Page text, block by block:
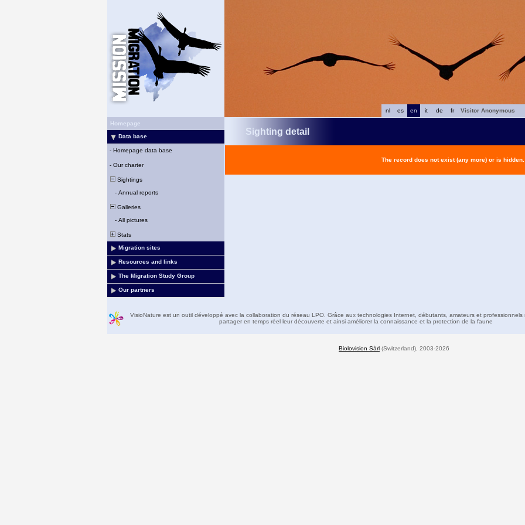
fr
de
it
en
es
nl
Visitor Anonymous
Homepage
Data base
- Homepage data base
- Our charter
Sightings
- Annual reports
Galleries
- All pictures
Stats
Migration sites
Resources and links
The Migration Study Group
Our partners
Sighting detail
The record does not exist (any more) or is hidden.
VisioNature est un outil développé avec la collaboration du réseau LPO. Grâce aux technologies Internet, débutants, amateurs et professionnels
partager en temps réel leur découverte et ainsi améliorer la connaissance et la protection de la faune
Biolovision Sàrl (Switzerland), 2003-2026